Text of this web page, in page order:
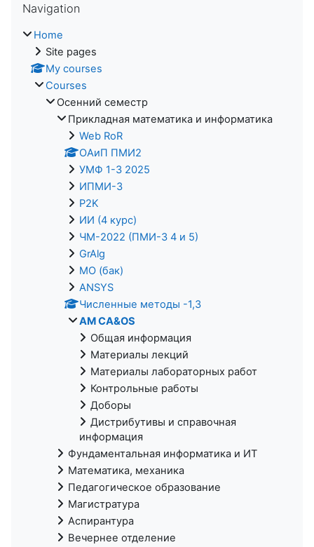
Navigation
Home
Site pages
My courses
Courses
Осенний семестр
Прикладная математика и информатика
Web RoR
ОАиП ПМИ2
УМФ 1-3 2025
ИПМИ-3
P2K
ИИ (4 курс)
ЧМ-2022 (ПМИ-3 4 и 5)
GrAlg
МО (бак)
ANSYS
Численные методы -1,3
AM CA&OS
Общая информация
Материалы лекций
Материалы лабораторных работ
Контрольные работы
Доборы
Дистрибутивы и справочная
информация
Фундаментальная информатика и ИТ
Математика, механика
Педагогическое образование
Магистратура
Аспирантура
Вечернее отделение